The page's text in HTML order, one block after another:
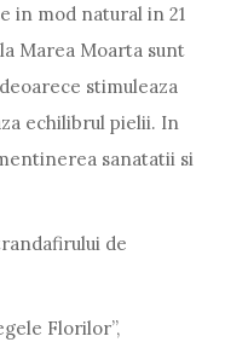
in mod natural in 21
Marea Moarta sunt
stimuleaza
echilibrul pielii. In
sanatatii si
de
Florilor”,